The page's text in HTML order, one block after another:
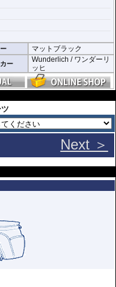
マットブラック
ー
Wunderlich / ワンダーリ
ッヒ
Next ＞